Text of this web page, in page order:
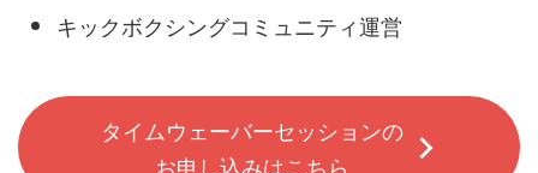
キックボクシングコミュニティ運営
タイムウェーバーセッションの
お申し込みはこちら